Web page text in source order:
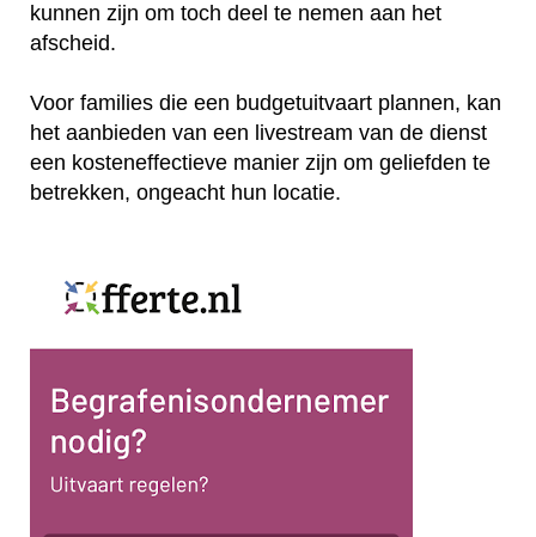
kunnen zijn om toch deel te nemen aan het
afscheid.
Voor families die een budgetuitvaart plannen, kan
het aanbieden van een livestream van de dienst
een kosteneffectieve manier zijn om geliefden te
betrekken, ongeacht hun locatie.